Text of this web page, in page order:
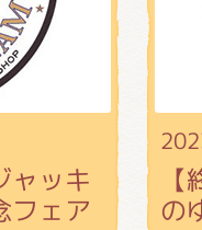
ャッキ
フェア
の
ょくいんしつ
庭科部